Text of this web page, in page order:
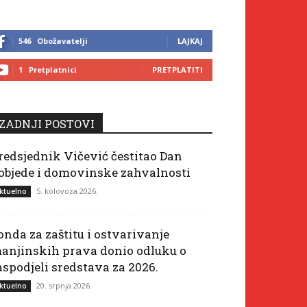
546 Obožavatelji LAJKAJ
1 Pretplatnici PRETPLATITI
ZADNJI POSTOVI
Vičević čestitao Dan
i domovinske zahvalnosti
5. kolovoza 2026.
za zaštitu i ostvarivanje
prava donio odluku o
sredstava za 2026.
20. srpnja 2026.